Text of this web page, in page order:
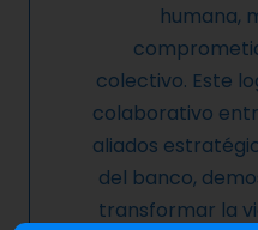
humana,
colectivo. Este
colaborativo
aliados
del banco,
transformar la